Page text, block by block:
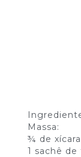
Massa:
¾ de
1 sachê